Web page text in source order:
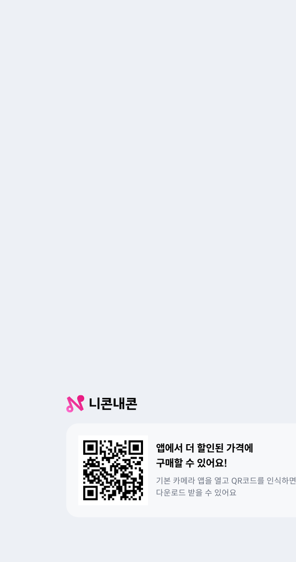
앱에서 더 할인된 가격에
구매할 수 있어요!
기본 카메라 앱을 열고 QR코드를 인식하면
다운로드 받을 수 있어요